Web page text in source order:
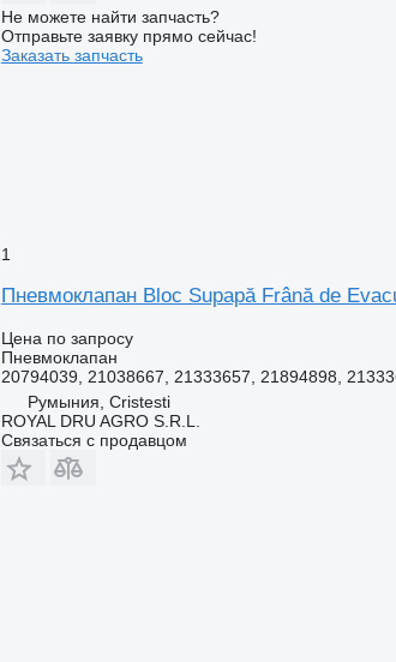
Не можете найти запчасть?
Отправьте заявку прямо сейчас!
Заказать запчасть
1
Пневмоклапан Bloc Supapă Frână de
Цена по запросу
Пневмоклапан
20794039, 21038667, 21333657, 21894898,
Румыния, Cristesti
ROYAL DRU AGRO S.R.L.
Связаться с продавцом